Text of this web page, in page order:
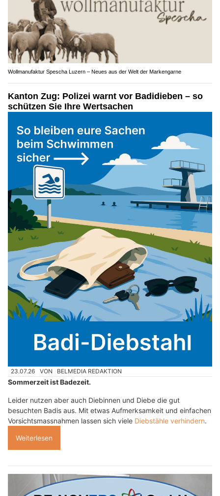
Wollmanufaktur Spescha Luzern – Neues aus der Welt der Markengarne
Kanton Zug: Polizei warnt vor Badidieben – so
schützen Sie Ihre Wertsachen
23.07.26 VON BELMEDIA REDAKTION
Sommerzeit ist Badezeit.
Leider nutzen aber auch Diebinnen und Diebe die gut
besuchten Badis aus. Mit etwas Aufmerksamkeit und einfachen
Vorsichtsmassnahmen lassen sich viele Diebstähle verhindern.
Weiterlesen